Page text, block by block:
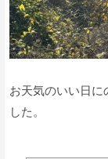
お天気のいい日
した。